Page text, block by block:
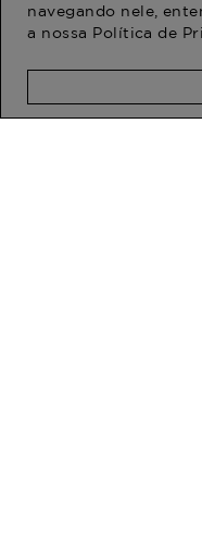
navegando nele,
a nossa Política de